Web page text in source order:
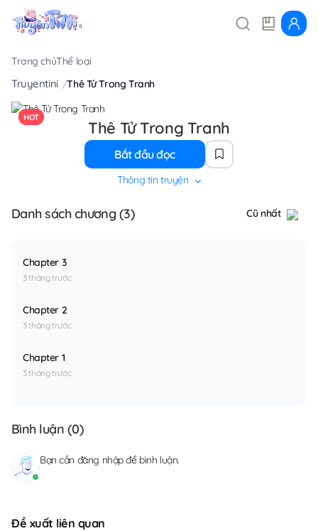
Trang chủThể loại
Truyentini Thê Tử Trong Tranh
HOT
Thê Tử Trong Tranh
Bắt đầu đọc
Thông tin truyện
Danh sách chương (3) Cũ nhất
Chapter 3
3 tháng trước
Chapter 2
3 tháng trước
Chapter 1
3 tháng trước
Bình luận (0)
Bạn cần đăng nhậpđể bình luận.
Đề xuất liên quan